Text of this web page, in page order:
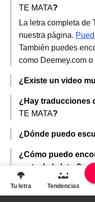
TE MATA?
La letra completa de
nuestra página.
También puedes
como Deemey.com
¿Existe un video
¿Hay traducciones
TE MATA?
¿Dónde puedo
¿Cómo puedo
parte de la letra?
Tu letra Tendencias